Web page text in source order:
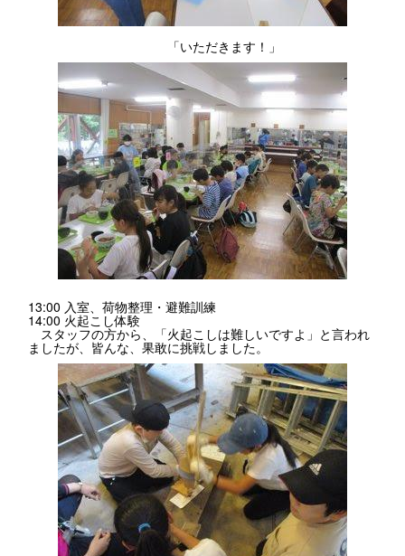
「いただきます！」
13:00 入室、荷物整理・避難訓練
14:00 火起こし体験
スタッフの方から、「火起こしは難しいですよ」と言われ
ましたが、皆んな、果敢に挑戦しました。